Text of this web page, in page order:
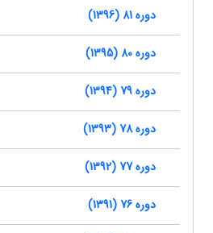
دوره 81 (1396)
دوره 80 (1395)
دوره 79 (1394)
دوره 78 (1393)
دوره 77 (1392)
دوره 76 (1391)